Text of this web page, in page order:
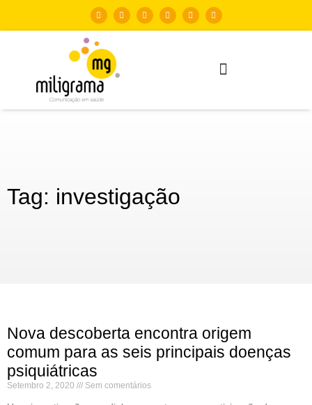
Tag: investigação
Nova descoberta encontra origem
comum para as seis principais doenças
psiquiátricas
Setembro 2, 2020 Sem comentários